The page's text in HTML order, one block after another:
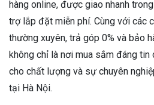
hàng online, được giao nhanh
trợ lắp đặt miễn phí. Cùng với các
thường xuyên, trả góp 0% và bảo
không chỉ là nơi mua sắm đáng
cho chất lượng và sự chuyên
tại Hà Nội.